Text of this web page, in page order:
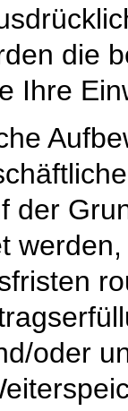
die
Ihre
der
oder